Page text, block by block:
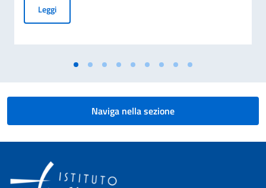
LeggiProcedura di selezione per l'assunzione di n. 1 impiegato
Naviga nella sezione